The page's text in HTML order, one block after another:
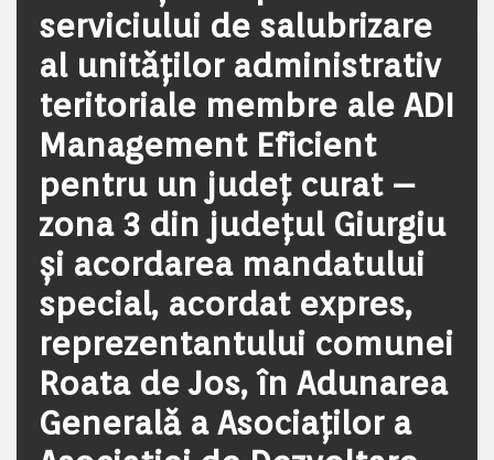
serviciului de salubrizare
al unităților administrativ
teritoriale membre ale ADI
Management Eficient
pentru un județ curat –
zona 3 din județul Giurgiu
și acordarea mandatului
special, acordat expres,
reprezentantului comunei
Roata de Jos, în Adunarea
Generală a Asociaților a